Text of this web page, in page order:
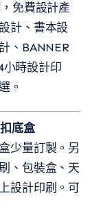
免費設計產
計、書本設
、BANNER
時設計印
。
底盒
少量訂製。另
、包裝盒、天
設計印刷。可